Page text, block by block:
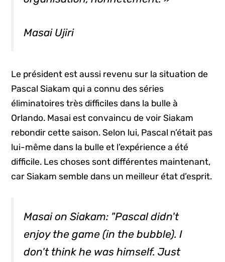
Masai Ujiri
Le président est aussi revenu sur la situation de
Pascal Siakam qui a connu des séries
éliminatoires très difficiles dans la bulle à
Orlando. Masai est convaincu de voir Siakam
rebondir cette saison. Selon lui, Pascal n’était pas
lui-même dans la bulle et l’expérience a été
difficile. Les choses sont différentes maintenant,
car Siakam semble dans un meilleur état d’esprit.
Masai on Siakam: "Pascal didn't
enjoy the game (in the bubble). I
don't think he was himself. Just